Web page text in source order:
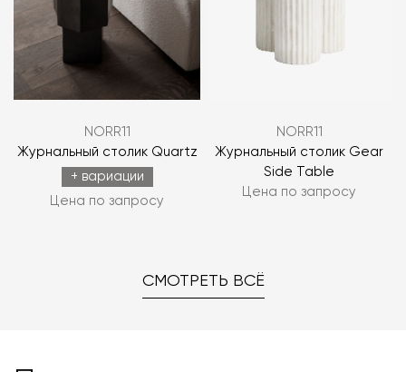
NORR11
Журнальный столик Quartz
+ вариации
Цена по запросу
NORR11
Журнальный столик Gear
Side Table
Цена по запросу
СМОТРЕТЬ ВСЁ